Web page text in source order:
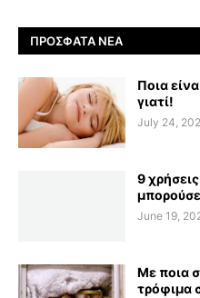
ΠΡΌΣΦΑΤΑ ΝΈΑ
Ποια
γιατί!
July 24,
9
June 19,
Με ποια
τρόφιμα